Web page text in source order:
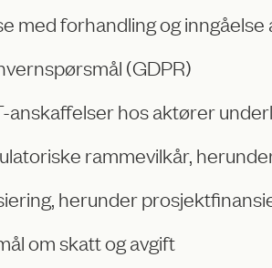
med forhandling og
(GDPR)
anskaffelser hos aktører
rammevilkår,
herunder
om skatt og avgift